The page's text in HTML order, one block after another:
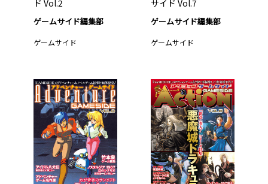
ド Vol.2
ゲームサイド編集部
ゲームサイド
サイド Vol.7
ゲームサイド編集部
ゲームサイド